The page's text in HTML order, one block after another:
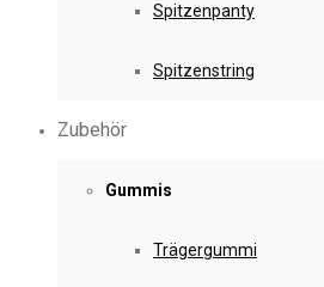
Spitzenpanty
Spitzenstring
Zubehör
Gummis
Trägergummi